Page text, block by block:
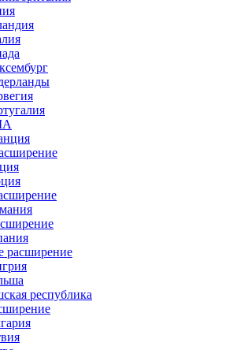
расширение
республика